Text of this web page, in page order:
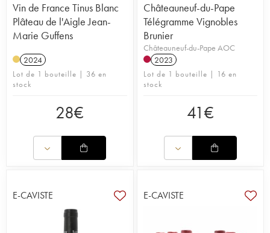
Vin de France Tinus Blanc
Plâteau de l'Aigle Jean-
Marie Guffens
2024
Lot de 1 bouteille | 36 en
stock
28€
Châteauneuf-du-Pape
Télégramme Vignobles
Brunier
Châteauneuf-du-Pape AOC
2023
Lot de 1 bouteille | 16 en
stock
41€
E-CAVISTE E-CAVISTE